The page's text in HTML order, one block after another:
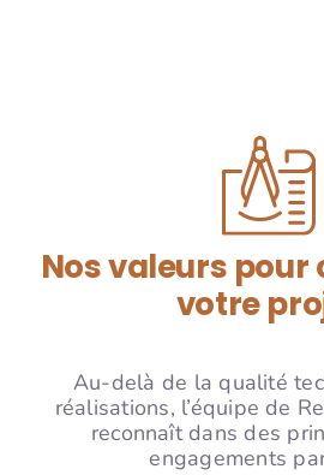
Nos valeurs
votre
Au-delà de la qualité
réalisations, l’équipe de
reconnaît dans des
engagements